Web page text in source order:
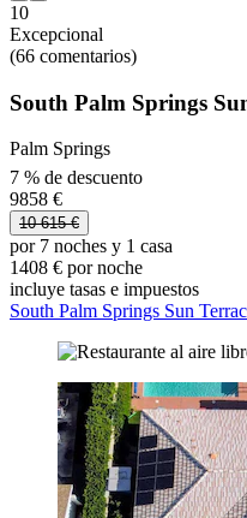
10
Excepcional
(66 comentarios)
South Palm Springs
Palm Springs
7 % de descuento
9858 €
10 615 €
por 7 noches y 1 casa
1408 € por noche
incluye tasas e impuestos
South Palm Springs Sun